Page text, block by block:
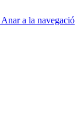
Anar a la navegació